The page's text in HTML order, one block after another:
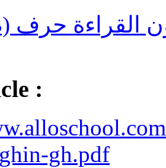
:
gh.pdf